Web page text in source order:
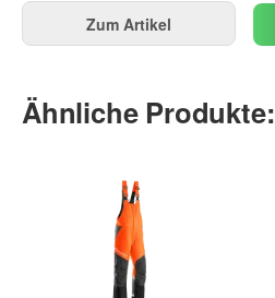
Zum Artikel
Ähnliche Produkte: